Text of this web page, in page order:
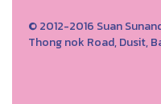
© 2012-2016 Suan
Thong nok Road, Dusit,